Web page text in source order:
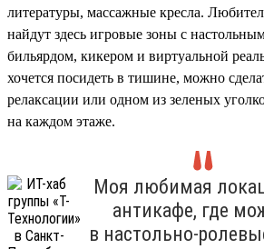
литературы, массажные кресла.
найдут здесь игровые зоны с
бильярдом, кикером и виртуальной
хочется посидеть в тишине, можно
релаксации или одном из зеленых
на каждом этаже.
Моя любимая
антикафе, где
в настольно-